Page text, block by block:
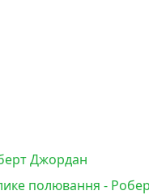
Джордан
полювання -